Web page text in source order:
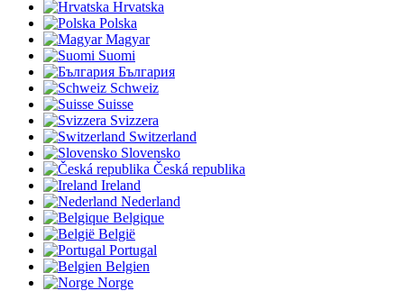
Hrvatska
Polska
Magyar
Suomi
България
Schweiz
Suisse
Svizzera
Switzerland
Slovensko
Česká republika
Ireland
Nederland
Belgique
België
Portugal
Belgien
Norge